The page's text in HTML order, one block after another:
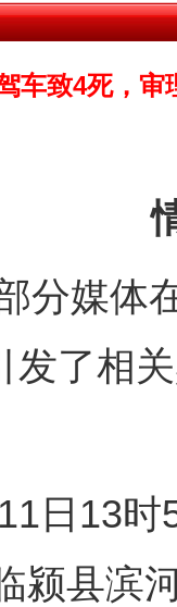
车致4死，审
媒体在
发了相
13时
颍县滨